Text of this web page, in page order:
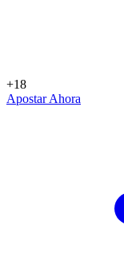
+18
Apostar Ahora